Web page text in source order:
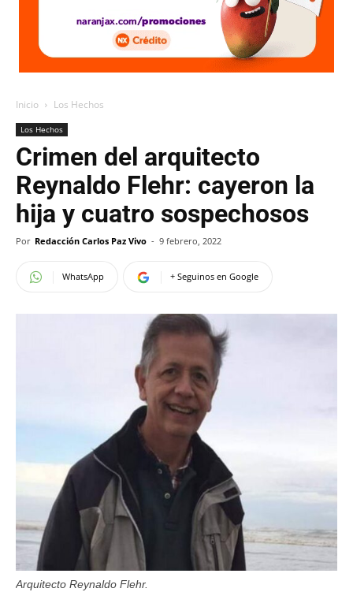
Inicio Los Hechos
Los Hechos
Crimen del arquitecto
Reynaldo Flehr: cayeron la
hija y cuatro sospechosos
Por Redacción Carlos Paz Vivo - 9 febrero, 2022
WhatsApp + Seguinos en Google
Arquitecto Reynaldo Flehr.